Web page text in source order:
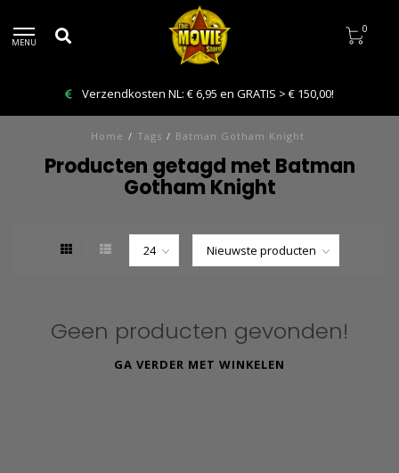
MENU
0
Verzendkosten NL: € 6,95 en GRATIS > € 150,00!
Home / Tags / Batman Gotham Knight
Producten getagd met Batman
Gotham Knight
Geen producten gevonden!
GA VERDER MET WINKELEN